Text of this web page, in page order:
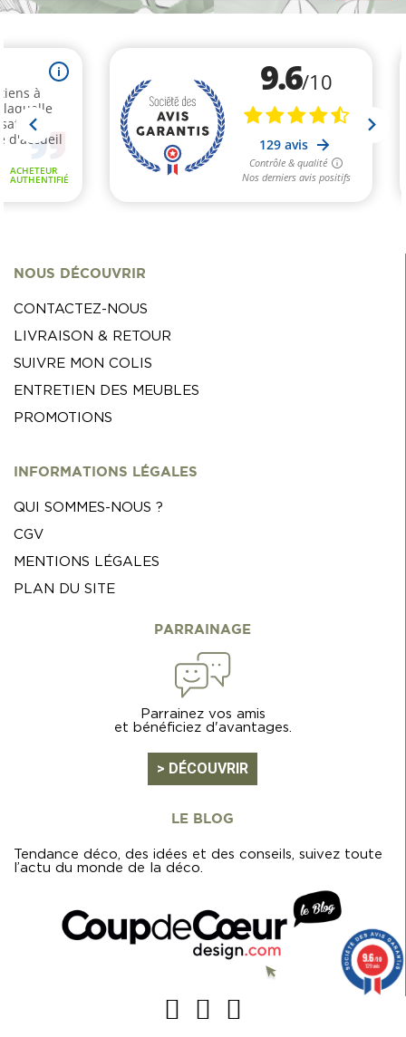
NOUS DÉCOUVRIR
CONTACTEZ-NOUS
LIVRAISON & RETOUR
SUIVRE MON COLIS
ENTRETIEN DES MEUBLES
PROMOTIONS
INFORMATIONS LÉGALES
QUI SOMMES-NOUS ?
CGV
MENTIONS LÉGALES
PLAN DU SITE
PARRAINAGE
Parrainez vos amis
et bénéficiez d'avantages.
> DÉCOUVRIR
LE BLOG
Tendance déco, des idées et des conseils, suivez toute
l’actu du monde de la déco.
9.6/10
129 avis